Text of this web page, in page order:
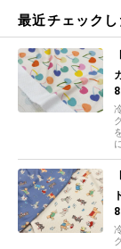
最近チェック